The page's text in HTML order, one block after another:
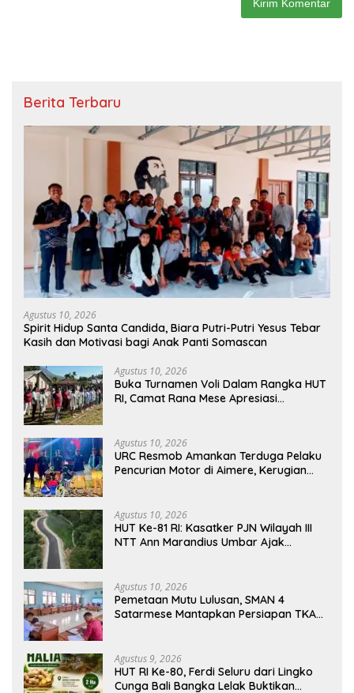
Berita Terbaru
Agustus 10, 2026
Spirit Hidup Santa Candida, Biara Putri-Putri Yesus Tebar
Kasih dan Motivasi bagi Anak Panti Somascan
Agustus 10, 2026
Buka Turnamen Voli Dalam Rangka HUT
RI, Camat Rana Mese Apresiasi
Agustus 10, 2026
URC Resmob Amankan Terduga Pelaku
Pencurian Motor di Aimere, Kerugian
Agustus 10, 2026
HUT Ke-81 RI: Kasatker PJN Wilayah III
NTT Ann Marandius Umbar Ajak
Agustus 10, 2026
Pemetaan Mutu Lulusan, SMAN 4
Satarmese Mantapkan Persiapan TKA
Agustus 9, 2026
HUT RI Ke-80, Ferdi Seluru dari Lingko
Cunga Bali Bangka Lelak Buktikan